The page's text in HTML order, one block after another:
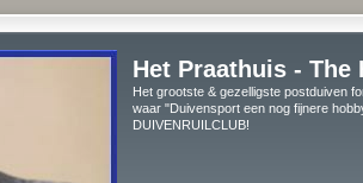
Het Praathuis - The
Het grootste & gezelligste postduiven
waar "Duivensport een nog fijnere
DUIVENRUILCLUB!